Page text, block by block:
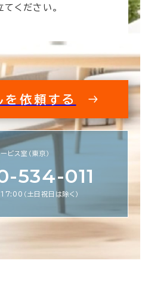
ください。
を依頼する
ビス室（東京）
534-011
（土日祝日は除く）